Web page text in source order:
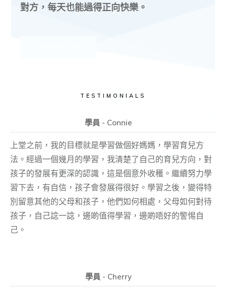
對方，每天也能過得正向快樂。
TESTIMONIALS
學員 - Connie
上堂之前，我的目標就是學習做個好媽媽，學習育兒方
法。經過一個幾月的學習，我清楚了自己的育兒方向，對
孩子的發展有更深的認識，這是個意外收穫。繼續努力學
習下去，有自信，孩子會發展得很好。學習之後，變得特
別留意其他的父母和孩子，他們如何相處，父母如何對待
孩子，自己諗一諗，邊啲值得學習，邊啲唔好的警惕自
己。
學員 - Cherry